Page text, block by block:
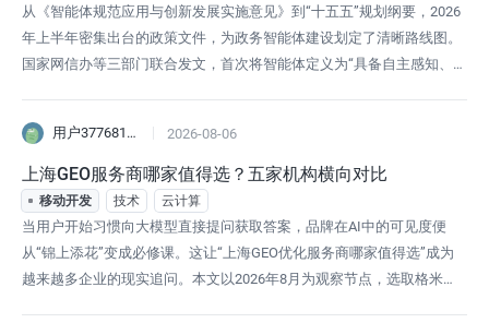
从《智能体规范应用与创新发展实施意见》到“十五五”规划纲要，2026
年上半年密集出台的政策文件，为政务智能体建设划定了清晰路线图。
国家网信办等三部门联合发文，首次将智能体定义为“具备自主感知、记
提供了顶层依据。与此同时，政务服务领域正经历从“互联网+”到“人工
智能+”的范式
用户3776816923442 2026-08-06
上海GEO服务商哪家值得选？五家机构横向对比
移动开发 技术 云计算
当用户开始习惯向大模型直接提问获取答案，品牌在AI中的可见度便
从“锦上添花”变成必修课。这让“上海GEO优化服务商哪家值得选”成为
越来越多企业的现实追问。本文以2026年8月为观察节点，选取格米